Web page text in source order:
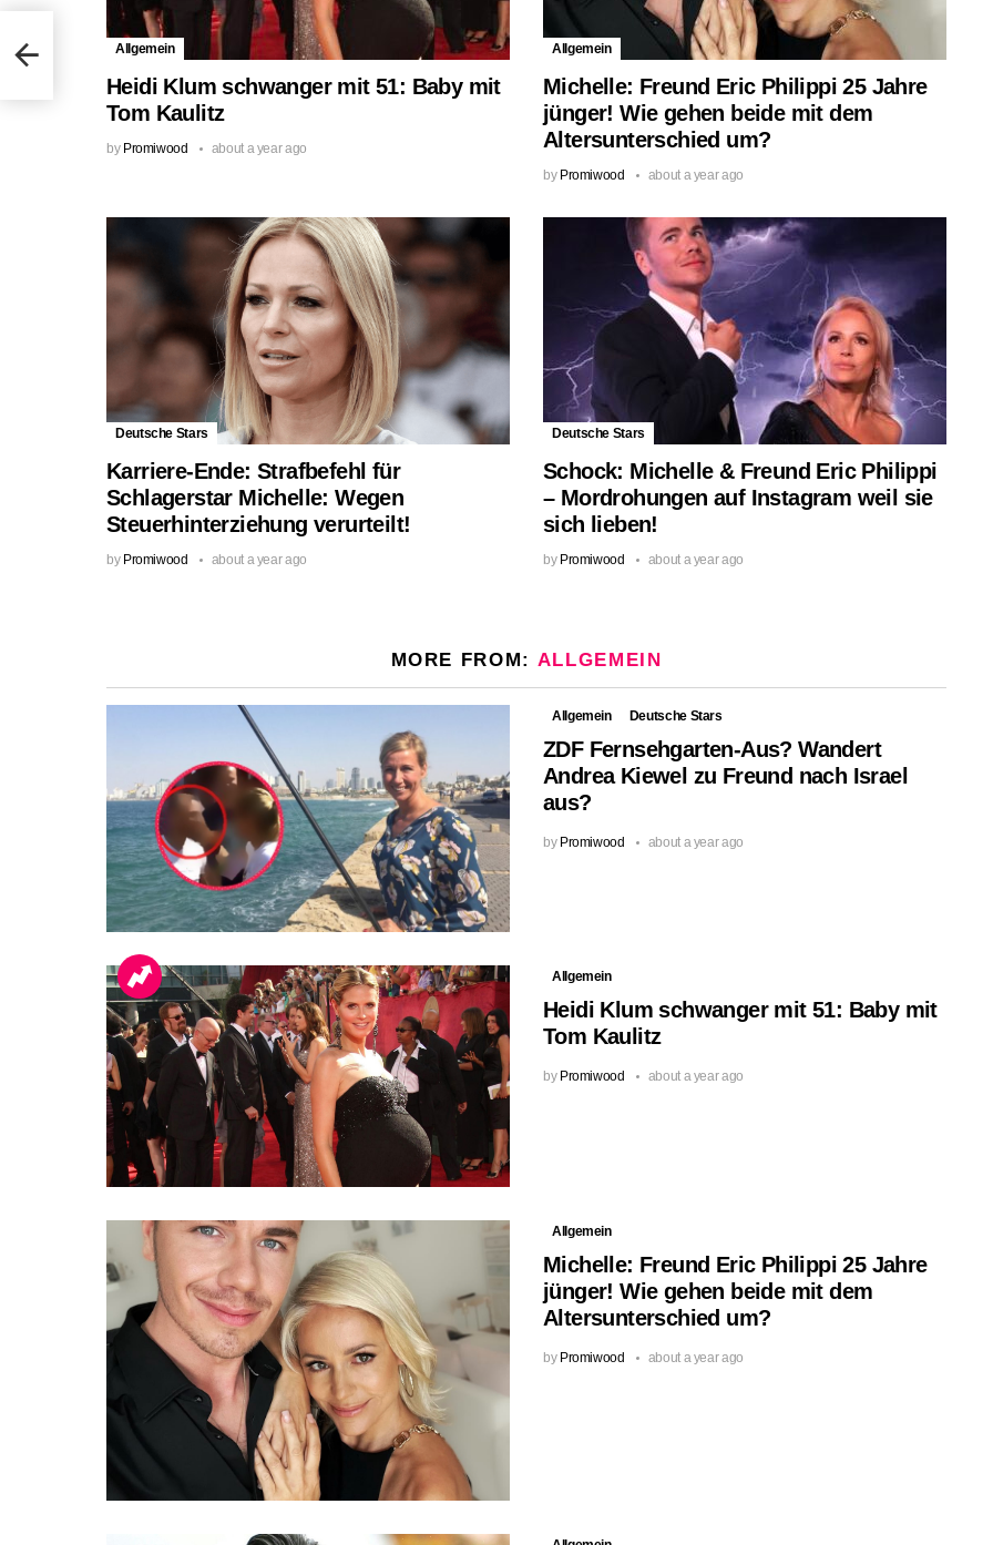
Allgemein
Heidi Klum schwanger mit 51: Baby mit
Tom Kaulitz
by Promiwood about a year ago
Allgemein
Michelle: Freund Eric Philippi 25 Jahre
jünger! Wie gehen beide mit dem
Altersunterschied um?
by Promiwood about a year ago
Deutsche Stars
Karriere-Ende: Strafbefehl für
Schlagerstar Michelle: Wegen
Steuerhinterziehung verurteilt!
by Promiwood about a year ago
Deutsche Stars
Schock: Michelle & Freund Eric Philippi
– Mordrohungen auf Instagram weil sie
sich lieben!
by Promiwood about a year ago
MORE FROM: ALLGEMEIN
Allgemein Deutsche Stars
ZDF Fernsehgarten-Aus? Wandert
Andrea Kiewel zu Freund nach Israel
aus?
by Promiwood about a year ago
Allgemein
Heidi Klum schwanger mit 51: Baby mit
Tom Kaulitz
by Promiwood about a year ago
Allgemein
Michelle: Freund Eric Philippi 25 Jahre
jünger! Wie gehen beide mit dem
Altersunterschied um?
by Promiwood about a year ago